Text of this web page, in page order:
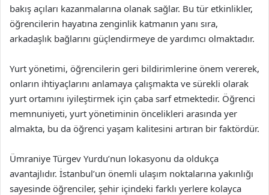
bakış açıları kazanmalarına olanak sağlar. Bu tür etkinlikler,
öğrencilerin hayatına zenginlik katmanın yanı sıra,
arkadaşlık bağlarını güçlendirmeye de yardımcı olmaktadır.
Yurt yönetimi, öğrencilerin geri bildirimlerine önem vererek,
onların ihtiyaçlarını anlamaya çalışmakta ve sürekli olarak
yurt ortamını iyileştirmek için çaba sarf etmektedir. Öğrenci
memnuniyeti, yurt yönetiminin öncelikleri arasında yer
almakta, bu da öğrenci yaşam kalitesini artıran bir faktördür.
Ümraniye Türgev Yurdu’nun lokasyonu da oldukça
avantajlıdır. İstanbul’un önemli ulaşım noktalarına yakınlığı
sayesinde öğrenciler, şehir içindeki farklı yerlere kolayca